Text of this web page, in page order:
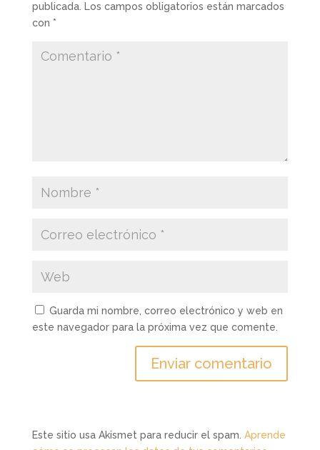
publicada. Los campos obligatorios están marcados
con *
Guarda mi nombre, correo electrónico y web en
este navegador para la próxima vez que comente.
Este sitio usa Akismet para reducir el spam. Aprende